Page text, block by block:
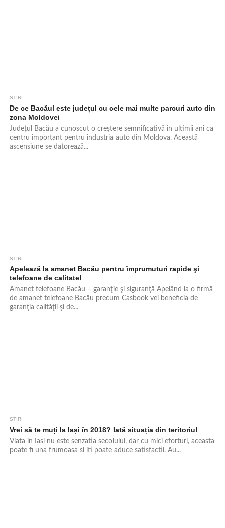
STIRI
De ce Bacăul este județul cu cele mai multe parcuri auto din
zona Moldovei
Județul Bacău a cunoscut o creștere semnificativă în ultimii ani ca
centru important pentru industria auto din Moldova. Această
ascensiune se datorează...
STIRI
Apelează la amanet Bacău pentru împrumuturi rapide şi
telefoane de calitate!
Amanet telefoane Bacău – garanţie şi siguranţă Apelând la o firmă
de amanet telefoane Bacău precum Casbook vei beneficia de
garanţia calităţii şi de...
STIRI
Vrei să te muți la Iași în 2018? Iată situația din teritoriu!
Viata in Iasi nu este senzatia secolului, dar cu mici eforturi, aceasta
poate fi una frumoasa si iti poate aduce satisfactii. Au...